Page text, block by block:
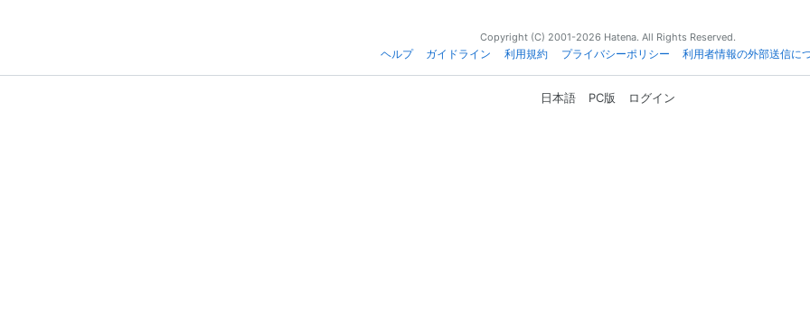
Copyright (C) 2001-2026 Hatena. All Rights Reserved.
ヘルプ
ガイドライン 利用規約 プライバシーポリシー 利用者情報の外部送信に
日本語 PC版 ログイン